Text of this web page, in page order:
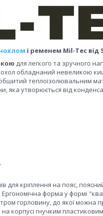
і ременем Mil-Tec від
для легкого та зручного
обладнаний невеликою
теплоізолювальним
яка утворюється від
для кріплення на пояс,
форма у формі
горловину, до якої
на корпусі гнучким